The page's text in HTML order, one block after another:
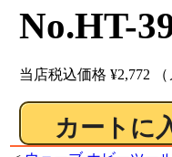
No.HT-
当店税込価格 ¥2,772